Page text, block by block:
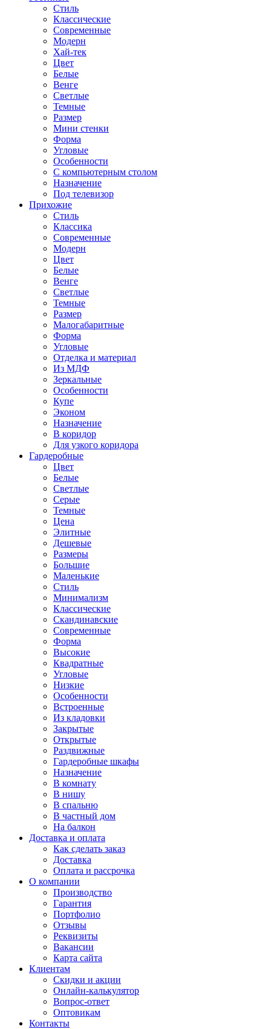
Стиль
Классические
Современные
Модерн
Хай-тек
Цвет
Белые
Венге
Светлые
Темные
Размер
Мини стенки
Форма
Угловые
Особенности
С компьютерным столом
Назначение
Под телевизор
Прихожие
Стиль
Классика
Современные
Модерн
Цвет
Белые
Венге
Светлые
Темные
Размер
Малогабаритные
Форма
Угловые
Отделка и материал
Из МДФ
Зеркальные
Особенности
Купе
Эконом
Назначение
В коридор
Для узкого коридора
Гардеробные
Цвет
Белые
Светлые
Серые
Темные
Цена
Элитные
Дешевые
Размеры
Большие
Маленькие
Стиль
Минимализм
Классические
Скандинавские
Современные
Форма
Высокие
Квадратные
Угловые
Низкие
Особенности
Встроенные
Из кладовки
Закрытые
Открытые
Раздвижные
Гардеробные шкафы
Назначение
В комнату
В нишу
В спальню
В частный дом
На балкон
Доставка и оплата
Как сделать заказ
Доставка
Оплата и рассрочка
О компании
Производство
Гарантия
Портфолио
Отзывы
Реквизиты
Вакансии
Карта сайта
Клиентам
Скидки и акции
Онлайн-калькулятор
Вопрос-ответ
Оптовикам
Контакты